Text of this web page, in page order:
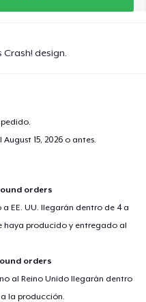
design.
August 15, 2026 o antes.
orders
EE. UU. llegarán dentro de 4 a
haya producido y entregado al
orders
al Reino Unido llegarán dentro
la producción.